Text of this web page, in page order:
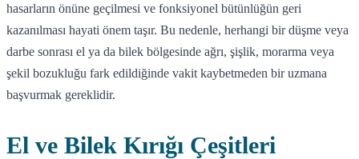
hasarların önüne geçilmesi ve fonksiyonel bütünlüğün geri
kazanılması hayati önem taşır. Bu nedenle, herhangi bir düşme veya
darbe sonrası el ya da bilek bölgesinde ağrı, şişlik, morarma veya
şekil bozukluğu fark edildiğinde vakit kaybetmeden bir uzmana
başvurmak gereklidir.
El ve Bilek Kırığı Çeşitleri